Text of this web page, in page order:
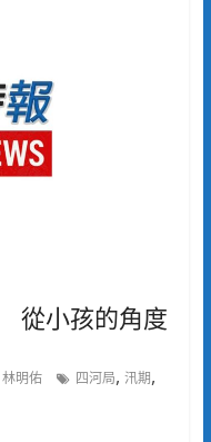
從小孩的角度
明佑 四河局, 汛期,